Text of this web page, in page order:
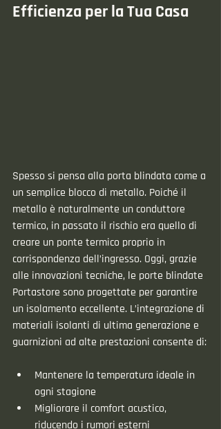
Efficienza per la Tua Casa
Spesso si pensa alla porta blindata come a
un semplice blocco di metallo. Poiché il
metallo è naturalmente un conduttore
termico, in passato il rischio era quello di
creare un ponte termico proprio in
corrispondenza dell’ingresso. Oggi, grazie
alle innovazioni tecniche, le porte blindate
Portastore sono progettate per garantire
un isolamento eccellente. L’integrazione di
materiali isolanti di ultima generazione e
guarnizioni ad alte prestazioni consente di:
Mantenere la temperatura ideale in
ogni stagione
Migliorare il comfort acustico,
riducendo i rumori esterni